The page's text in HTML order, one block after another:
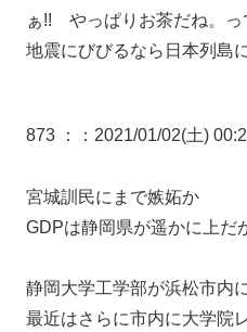
ぁ!! やっぱりお茶だね。っ
地震にびびるなら日本列島
873 ： ：2021/01/02(土)
宮城訓民にまで嫉妬か
GDPは静岡県が遥かに上だ
静岡大学工学部が浜松市内
最近はさらに市内に大学院